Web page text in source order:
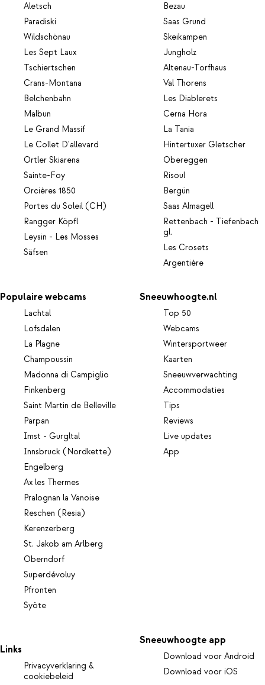
Aletsch
Paradiski
Wildschönau
Les Sept Laux
Tschiertschen
Crans-Montana
Belchenbahn
Malbun
Le Grand Massif
Le Collet D'allevard
Ortler Skiarena
Sainte-Foy
Orcières 1850
Portes du Soleil (CH)
Rangger Köpfl
Leysin - Les Mosses
Säfsen
Bezau
Saas Grund
Skeikampen
Jungholz
Altenau-Torfhaus
Val Thorens
Les Diablerets
Cerna Hora
La Tania
Hintertuxer Gletscher
Obereggen
Risoul
Bergün
Saas Almagell
Rettenbach - Tiefenbach
gl.
Les Crosets
Argentière
Populaire webcams
Lachtal
Lofsdalen
La Plagne
Champoussin
Madonna di Campiglio
Finkenberg
Saint Martin de Belleville
Parpan
Imst - Gurgltal
Innsbruck (Nordkette)
Engelberg
Ax les Thermes
Pralognan la Vanoise
Reschen (Resia)
Kerenzerberg
St. Jakob am Arlberg
Oberndorf
Superdévoluy
Pfronten
Syöte
Sneeuwhoogte.nl
Top 50
Webcams
Wintersportweer
Kaarten
Sneeuwverwachting
Accommodaties
Tips
Reviews
Live updates
App
Links
Privacyverklaring &
cookiebeleid
Sneeuwhoogte app
Download voor Android
Download voor iOS